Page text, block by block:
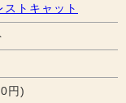
ストキャット
円)